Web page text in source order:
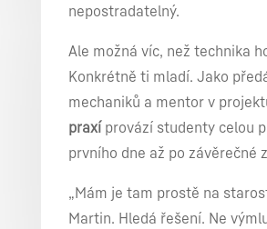
nepostradatelný.
Ale možná víc, než technika
Konkrétně ti mladí. Jako
mechaniků a mentor v
praxíprovází studenty celou
prvního dne až po závěrečné
„Mám je tam prostě na
Martin. Hledá řešení. Ne